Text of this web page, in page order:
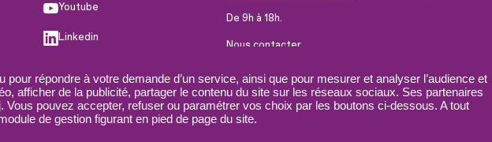
répondre à votre demande d’un service, ainsi que pour mesurer et analyser l’audience et
afficher de la publicité, partager le contenu du site sur les réseaux sociaux. Ses partenaires
. Vous pouvez accepter, refuser ou paramétrer vos choix par les boutons ci-dessous. A tout
de gestion figurant en pied de page du site.
Youtube
Linkedin
X
De 9h à 18h.
Nous contacter